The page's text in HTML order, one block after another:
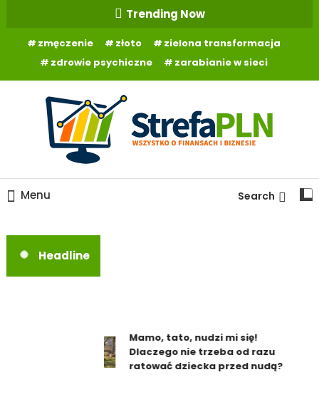
Content
Trending Now
zmęczenie złoto
zielona transformacja
zdrowie psychiczne
zarabianie w sieci
StrefaPLN.pl
Menu Search
Headline
Mamo, tato, nudzi mi się!
Dlaczego nie trzeba od razu
ratować dziecka przed nudą?